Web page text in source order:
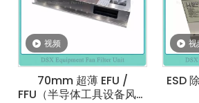
视频
70mm 超薄 EFU /
FFU（半导体工具设备风机
视
ESD